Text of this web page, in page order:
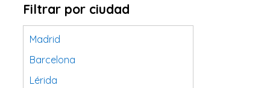
Filtrar por ciudad
Madrid
Barcelona
Lérida